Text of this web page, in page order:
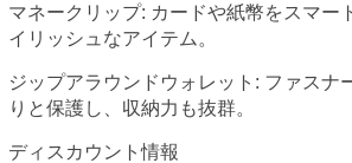
マネークリップ: カードや紙幣をスマー
イリッシュなアイテム。
ジップアラウンドウォレット: ファスナ
りと保護し、収納力も抜群。
ディスカウント情報